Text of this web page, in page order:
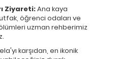
Ziyareti:Ana kaya
öğrenci odaları ve
uzman rehberimiz
karşıdan, en ikonik